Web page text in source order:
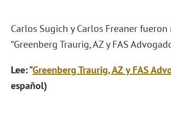
Carlos Sugich y Carlos Freaner
“Greenberg Traurig, AZ y FAS
Lee: "Greenberg Traurig, AZ y FAS
español)